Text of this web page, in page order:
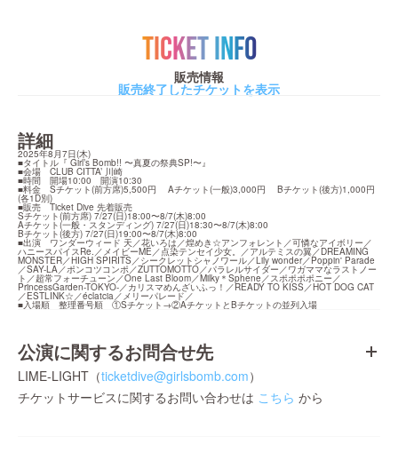
TICKET INFO
販売情報
販売終了したチケットを表示
詳細
2025年8月7日(木)
■タイトル『 Girl’s Bomb!! 〜真夏の祭典SP!〜』
■会場　CLUB CITTA’ 川崎
■時間　開場10:00　開演10:30
■料金　Sチケット(前方席)5,500円　 Aチケット(一般)3,000円 　Bチケット(後方)1,000円
(各1D別)
■販売　Ticket Dive 先着販売
Sチケット(前方席) 7/27(日)18:00〜8/7(木)8:00
Aチケット(一般・スタンディング) 7/27(日)18:30〜8/7(木)8:00
Bチケット(後方) 7/27(日)19:00〜8/7(木)8:00
■出演　ワンダーウィード 天／花いろは／煌めき☆アンフォレント／可憐なアイボリー／
ハニースパイスRe.／メイビーME／点染テンセイ少女。／アルテミスの翼／DREAMING
MONSTER／HIGH SPIRITS／シークレットシャノワール／Lily wonder／Poppin' Parade
／SAY-LA／ポンコツコンポ／ZUTTOMOTTO／パラレルサイダー／ワガママなラストノー
ト／超常フォーチューン／One Last Bloom／Milky＊Sphene／スポポポポニー／
PrincessGarden-TOKYO-／カリスマめんざいふっ！／READY TO KISS／HOT DOG CAT
／ESTLINK☆／éclatcia／メリーパレード／
■入場順　整理番号順　①Sチケット→②AチケットとBチケットの並列入場
公演に関するお問合せ先
LIME-LIGHT（ticketdive@girlsbomb.com）
チケットサービスに関するお問い合わせは こちら から